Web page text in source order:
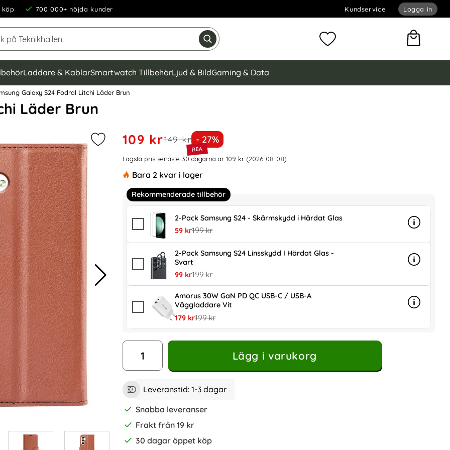
köp 700 000+ nöjda kunder Kundservice Logga in
Genomför sökning Mina favoriter
Laddare & KablarSmartwatch TillbehörLjud & BildGaming & Data
Galaxy S24 Fodral Litchi Läder Brun
Läder Brun
Markera samsung Galaxy S24 Fodral Litchi Läder Brun som favorit
Handla denna produkt Samsung Galaxy S24 Fodral Litchi Läder Brun
rea pris
109 krtidigare pris
149 kr Priset är nedsatt med
- 27%
Prishistorik
Lägsta pris senaste 30 dagarna är 109 kr (2026-08-08)
Bara 2 kvar i lager
Rekommenderade tillbehör
2-Pack Samsung S24 - Skärmskydd i Härdat Glas
rea pris
59 krtidigare pris
199 kr Info
mer info
2-Pack Samsung S24 Linsskydd I Härdat Glas -
Svart
rea pris
99 krtidigare pris
199 kr
Info
mer info
Amorus 30W GaN PD QC USB-C / USB-A
Väggladdare Vit
rea pris
179 krtidigare pris
199 kr
Info
mer info
antal
Lägg i varukorg
Leveranstid: 1-3 dagar
Snabba leveranser
Frakt från 19 kr
30 dagar öppet köp